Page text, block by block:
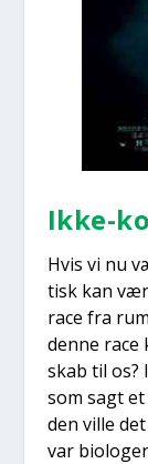
Ikke-
Hvis vi nu
tisk kan
race fra
den­ne
skab til os?
som sagt
den vil­le
var